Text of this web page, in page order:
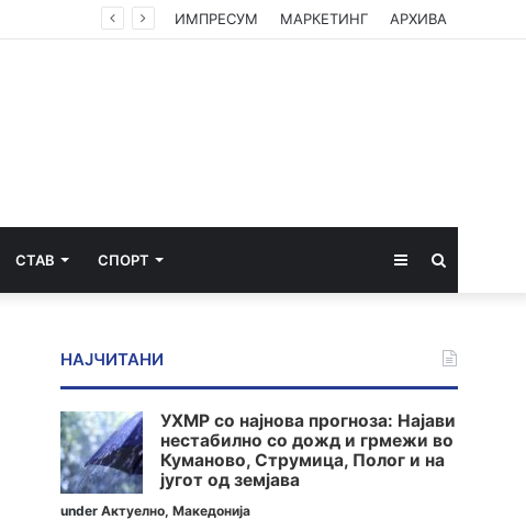
ИМПРЕСУМ МАРКЕТИНГ АРХИВА
СТАВ СПОРТ Sidebar
НАЈЧИТАНИ
УХМР со најнова прогноза: Најави
нестабилно со дожд и грмежи во
Куманово, Струмица, Полог и на
југот од земјава
underАктуелно,Македонија